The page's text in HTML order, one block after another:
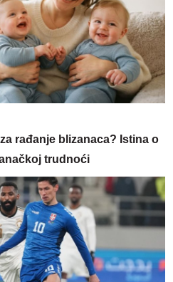
rađanje blizanaca? Istina o
trudnoći